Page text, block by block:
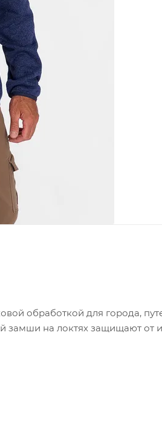
обработкой для города,
замши на локтях защищают от